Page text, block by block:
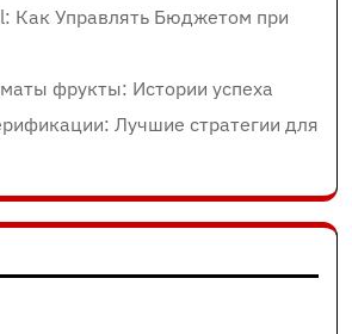
Как Управлять Бюджетом при
фрукты: Истории успеха
Лучшие стратегии для